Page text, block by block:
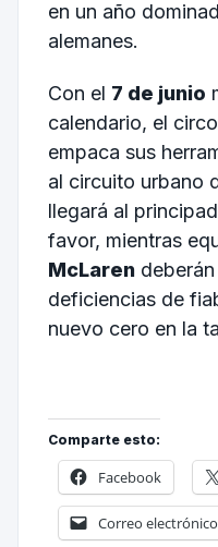
en un año
alemanes.
Con el 7 de junio
calendario, el
empaca sus
al circuito urbano
llegará al
favor, mientras
McLarendeberán
deficiencias de
nuevo cero en la
Comparte esto:
Facebook
Correo electrónico